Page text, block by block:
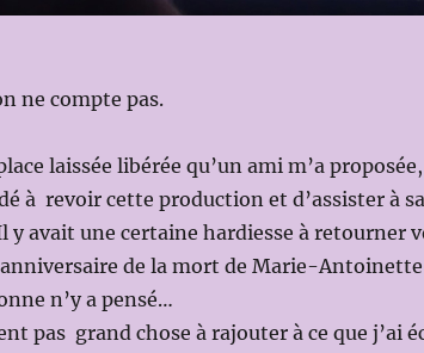
ne compte pas.
laissée libérée qu’un ami m’a
à revoir cette production et d’assister à
y avait une certaine hardiesse à retourner
de la mort de Marie-
n’y a pensé…
pas grand chose à rajouter à ce que j’ai